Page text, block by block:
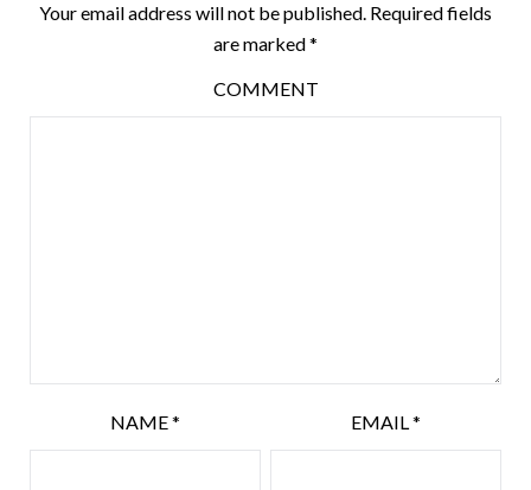
Your email address will not be published. Required fields
are marked*
COMMENT
NAME* EMAIL*